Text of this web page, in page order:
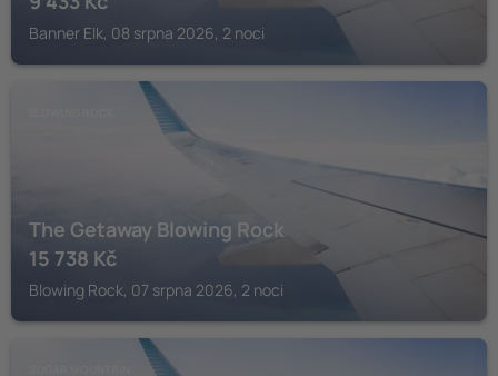
Banner Elk, 08 srpna 2026, 2 noci
The Getaway Blowing Rock
15 738 Kč
Blowing Rock, 07 srpna 2026, 2 noci